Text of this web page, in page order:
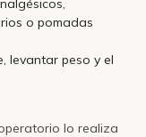
o pomadas
levantar peso y el
lo realiza